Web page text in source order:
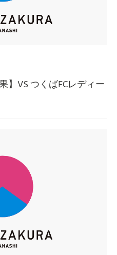
】VS つくばFCレディー